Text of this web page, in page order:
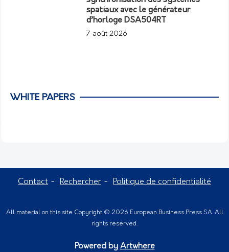
spatiaux avec le générateur
d’horloge DSA504RT
7 août 2026
WHITE PAPERS
Contact Rechercher Politique de confidentialité
All material on this site Copyright © 2026 European Business Press SA. All
rights reserved.
Powered by Artwhere